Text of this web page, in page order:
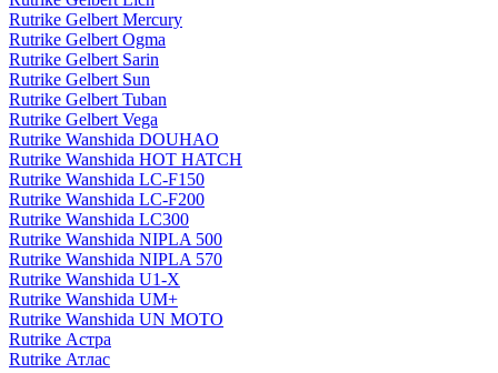
Rutrike Gelbert Mercury
Rutrike Gelbert Ogma
Rutrike Gelbert Sarin
Rutrike Gelbert Sun
Rutrike Gelbert Tuban
Rutrike Gelbert Vega
Rutrike Wanshida DOUHAO
Rutrike Wanshida HOT HATCH
Rutrike Wanshida LC-F150
Rutrike Wanshida LC-F200
Rutrike Wanshida LC300
Rutrike Wanshida NIPLA 500
Rutrike Wanshida NIPLA 570
Rutrike Wanshida U1-X
Rutrike Wanshida UM+
Rutrike Wanshida UN MOTO
Rutrike Астра
Rutrike Атлас